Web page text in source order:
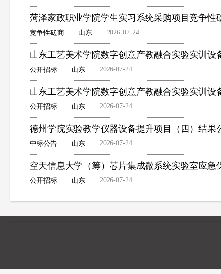
菏泽家政职业学院学生实习系统采购项目竞争性
竞争性磋商 山东 2026-07-24
山东工艺美术学院数字创意产教融合实验实训
公开招标 山东 2026-07-24
山东工艺美术学院数字创意产教融合实验实训
公开招标 山东 2026-07-24
德州学院实验教学仪器设备提升项目（四）结果
中标公告 山东 2026-07-24
空天信息大学（筹）芯片集成微系统实验室应
公开招标 山东 2026-07-24